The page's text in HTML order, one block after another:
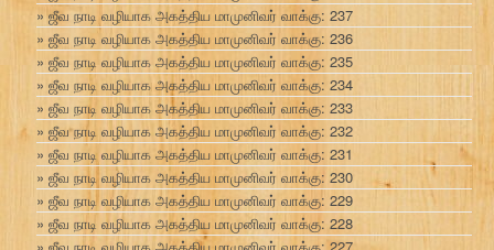
ஜீவ நாடி வழியாக அகத்திய மாமுனிவர் வாக்கு: 237
ஜீவ நாடி வழியாக அகத்திய மாமுனிவர் வாக்கு: 236
ஜீவ நாடி வழியாக அகத்திய மாமுனிவர் வாக்கு: 235
ஜீவ நாடி வழியாக அகத்திய மாமுனிவர் வாக்கு: 234
ஜீவ நாடி வழியாக அகத்திய மாமுனிவர் வாக்கு: 233
ஜீவ நாடி வழியாக அகத்திய மாமுனிவர் வாக்கு: 232
ஜீவ நாடி வழியாக அகத்திய மாமுனிவர் வாக்கு: 231
ஜீவ நாடி வழியாக அகத்திய மாமுனிவர் வாக்கு: 230
ஜீவ நாடி வழியாக அகத்திய மாமுனிவர் வாக்கு: 229
ஜீவ நாடி வழியாக அகத்திய மாமுனிவர் வாக்கு: 228